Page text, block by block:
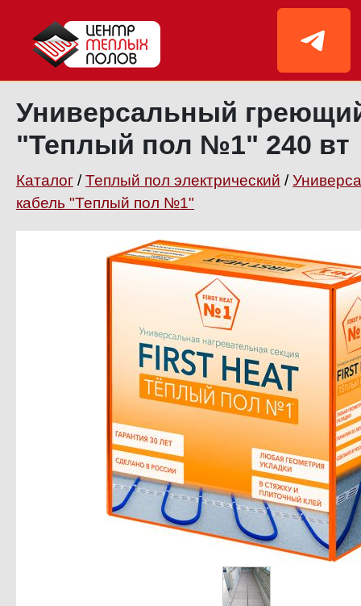
Универсальный
"Теплый пол №1" 240 вт
Каталог /Теплый пол электрический /
кабель "Теплый пол №1"